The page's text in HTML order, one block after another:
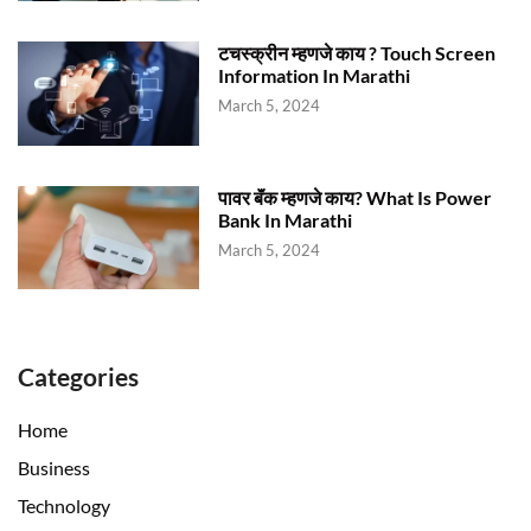
टचस्क्रीन म्हणजे काय ? Touch Screen
Information In Marathi
March 5, 2024
पावर बॅंक म्हणजे काय? What Is Power
Bank In Marathi
March 5, 2024
Categories
Home
Business
Technology